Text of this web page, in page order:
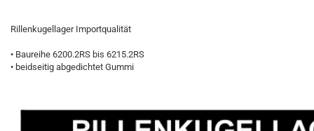
Rillenkugellager Importqualität
• Baureihe 6200.2RS bis 6215.2RS
• beidseitig abgedichtet Gummi